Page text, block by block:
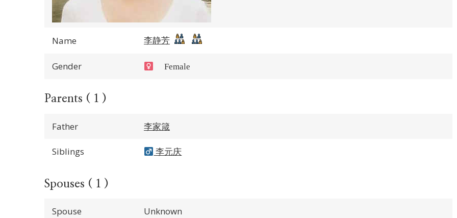
Name 李静芳
Gender Female
Parents ( 1 )
Father 李家箴
Siblings 李元庆
Spouses ( 1 )
Spouse Unknown